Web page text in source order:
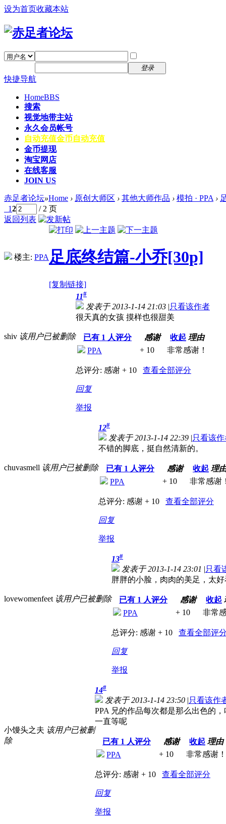
设为首页收藏本站
登录
快捷导航
HomeBBS
搜索
视觉地带主站
永久会员帐号
自动充值金币自动充值
金币提现
淘宝网店
在线客服
JOIN US
赤足者论坛»Home › 原创大师区 › 其他大师作品 › 模拍 · PPA ›
12
/ 2 页
返回列表
楼主: PPA 足底终结篇-小乔[30p]
[复制链接]
shiv 该用户已被删除
11#
发表于 2013-1-14 21:03 |只看该作者
很天真的女孩 摸样也很甜美
已有 1 人评分 感谢 收起 理由
PPA
+ 10 非常感谢！
总评分: 感谢 + 10 查看全部评分
回复
举报
chuvasmell 该用户已被删除
12#
发表于 2013-1-14 22:39 |只看该
不错的脚底，挺自然清新的。
已有 1 人评分 感谢 收起 理
PPA
+ 10 非常感谢
总评分: 感谢 + 10 查看全部评分
回复
举报
lovewomenfeet 该用户已被删除
13#
发表于 2013-1-14 23:01 |只看
胖胖的小脸，肉肉的美足，太
已有 1 人评分 感谢 收起
PPA
+ 10 非常
总评分: 感谢 + 10 查看全部评
回复
举报
小馒头之夫 该用户已被删
除
14#
发表于 2013-1-14 23:50 |只看该作
PPA 兄的作品每次都是那么出色的
一直等呢
已有 1 人评分 感谢 收起 理由
PPA
+ 10 非常感谢！
总评分: 感谢 + 10 查看全部评分
回复
举报